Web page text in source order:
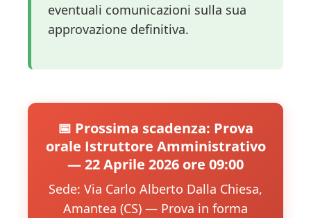
eventuali comunicazioni sulla sua
approvazione definitiva.
📅 Prossima scadenza: Prova
orale Istruttore Amministrativo
— 22 Aprile 2026 ore 09:00
Sede: Via Carlo Alberto Dalla Chiesa,
Amantea (CS) — Prova in forma